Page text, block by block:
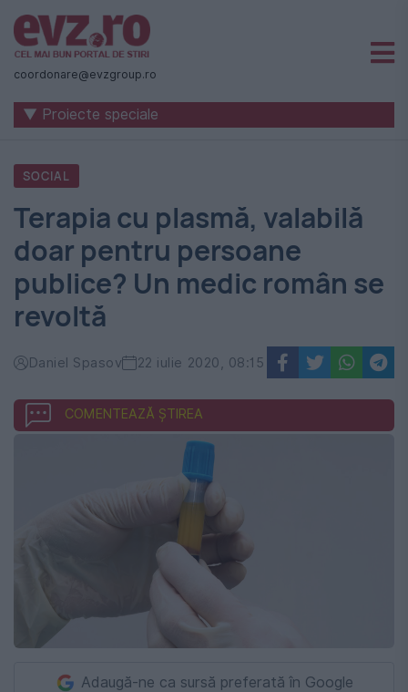
Știri
naționale
internaționale
România
Evenimentul
Zilei
coordonare@evzgroup.ro
▼ Proiecte speciale
SOCIAL
Terapia cu plasmă, valabilă
doar pentru persoane
publice? Un medic român se
revoltă
Daniel Spasov 22 iulie 2020, 08:15
COMENTEAZĂ ȘTIREA
Adaugă-ne ca sursă preferată în Google